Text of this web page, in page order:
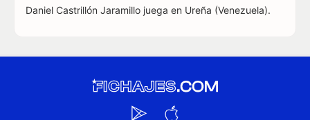
Daniel Castrillón Jaramillo juega en Ureña (Venezuela).